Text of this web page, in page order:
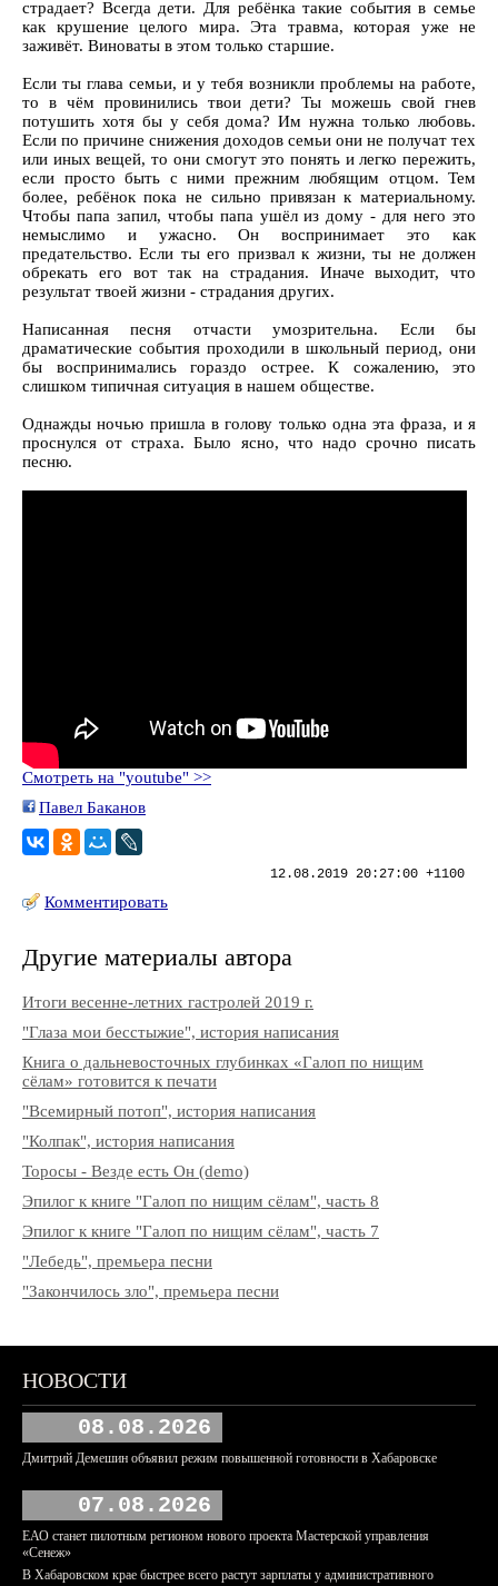
страдает? Всегда дети. Для ребёнка такие события в семье
как крушение целого мира. Эта травма, которая уже не
заживёт. Виноваты в этом только старшие.
Если ты глава семьи, и у тебя возникли проблемы на работе,
то в чём провинились твои дети? Ты можешь свой гнев
потушить хотя бы у себя дома? Им нужна только любовь.
Если по причине снижения доходов семьи они не получат тех
или иных вещей, то они смогут это понять и легко пережить,
если просто быть с ними прежним любящим отцом. Тем
более, ребёнок пока не сильно привязан к материальному.
Чтобы папа запил, чтобы папа ушёл из дому - для него это
немыслимо и ужасно. Он воспринимает это как
предательство. Если ты его призвал к жизни, ты не должен
обрекать его вот так на страдания. Иначе выходит, что
результат твоей жизни - страдания других.
Написанная песня отчасти умозрительна. Если бы
драматические события проходили в школьный период, они
бы воспринимались гораздо острее. К сожалению, это
слишком типичная ситуация в нашем обществе.
Однажды ночью пришла в голову только одна эта фраза, и я
проснулся от страха. Было ясно, что надо срочно писать
песню.
Смотреть на "youtube" >>
Павел Баканов
12.08.2019 20:27:00 +1100
Комментировать
Другие материалы автора
Итоги весенне-летних гастролей 2019 г.
"Глаза мои бесстыжие", история написания
Книга о дальневосточных глубинках «Галоп по нищим
сёлам» готовится к печати
"Всемирный потоп", история написания
"Колпак", история написания
Торосы - Везде есть Он (demo)
Эпилог к книге "Галоп по нищим сёлам", часть 8
Эпилог к книге "Галоп по нищим сёлам", часть 7
"Лебедь", премьера песни
"Закончилось зло", премьера песни
НОВОСТИ
08.08.2026
Дмитрий Демешин объявил режим повышенной готовности в Хабаровске
07.08.2026
ЕАО станет пилотным регионом нового проекта Мастерской управления
«Сенеж»
В Хабаровском крае быстрее всего растут зарплаты у административного